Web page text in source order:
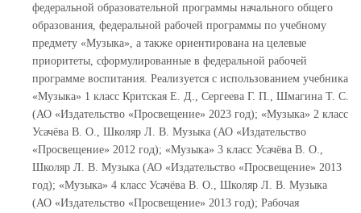
федеральной образовательной программы начального общего
образования, федеральной рабочей программы по учебному
предмету «Музыка», а также ориентирована на целевые
приоритеты, сформулированные в федеральной рабочей
программе воспитания. Реализуется с использованием учебника
«Музыка» 1 класс Критская Е. Д., Сергеева Г. П., Шмагина Т. С.
(АО «Издательство «Просвещение» 2023 год); «Музыка» 2 класс
Усачёва В. О., Школяр Л. В. Музыка (АО «Издательство
«Просвещение» 2012 год); «Музыка» 3 класс Усачёва В. О.,
Школяр Л. В. Музыка (АО «Издательство «Просвещение» 2013
год); «Музыка» 4 класс Усачёва В. О., Школяр Л. В. Музыка
(АО «Издательство «Просвещение» 2013 год); Рабочая